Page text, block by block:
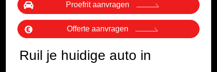
Proefrit aanvragen
Offerte aanvragen